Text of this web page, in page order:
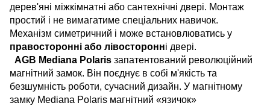
дерев'яні міжкімнатні або сантехнічні двері. Монтаж
простий і не вимагатиме спеціальних навичок.
Механізм симетричний і може встановлюватись у
правосторонні або лівосторонні двері.
AGB Mediana Polaris запатентований революційний
магнітний замок. Він поєднує в собі м'якість та
безшумність роботи, сучасний дизайн. У магнітному
замку Mediana Polaris магнітний «язичок»